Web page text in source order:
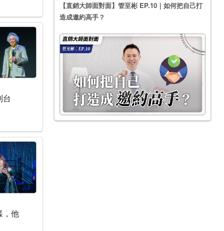
台
，他
【直銷大師面對面】管至彬 EP.10｜如何把自己打
造成邀約高手？